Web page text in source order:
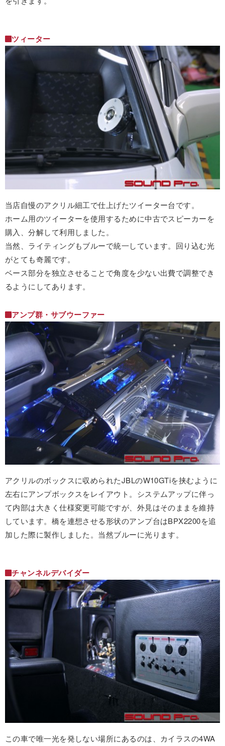
ツィーター
当店自慢のアクリル細工で仕上げたツイーター台です。
ホーム用のツイーターを使用するために中古でスピーカーを
購入、分解して利用しました。
当然、ライティングもブルーで統一しています。回り込む光
がとても奇麗です。
ベース部分を独立させることで角度を少ない出費で調整でき
るようにしてあります。
アンプ群・サブウーファー
アクリルのボックスに収められたJBLのW10GTiを挟むように
左右にアンプボックスをレイアウト。システムアップに伴っ
て内部は大きく仕様変更可能ですが、外見はそのままを維持
しています。橋を連想させる形状のアンプ台はBPX2200を追
加した際に製作しました。当然ブルーに光ります。
チャンネルデバイダー
この車で唯一光を発しない場所にあるのは、カイラスの4WA